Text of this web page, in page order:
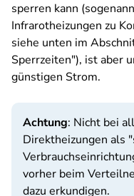
sperren kann
Infrarotheizungen zu
siehe unten im
Sperrzeiten"), ist aber
günstigen Strom.
Achtung: Nicht bei
Direktheizungen als
vorher beim
dazu erkundigen.